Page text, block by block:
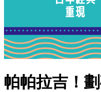
帕帕拉吉！